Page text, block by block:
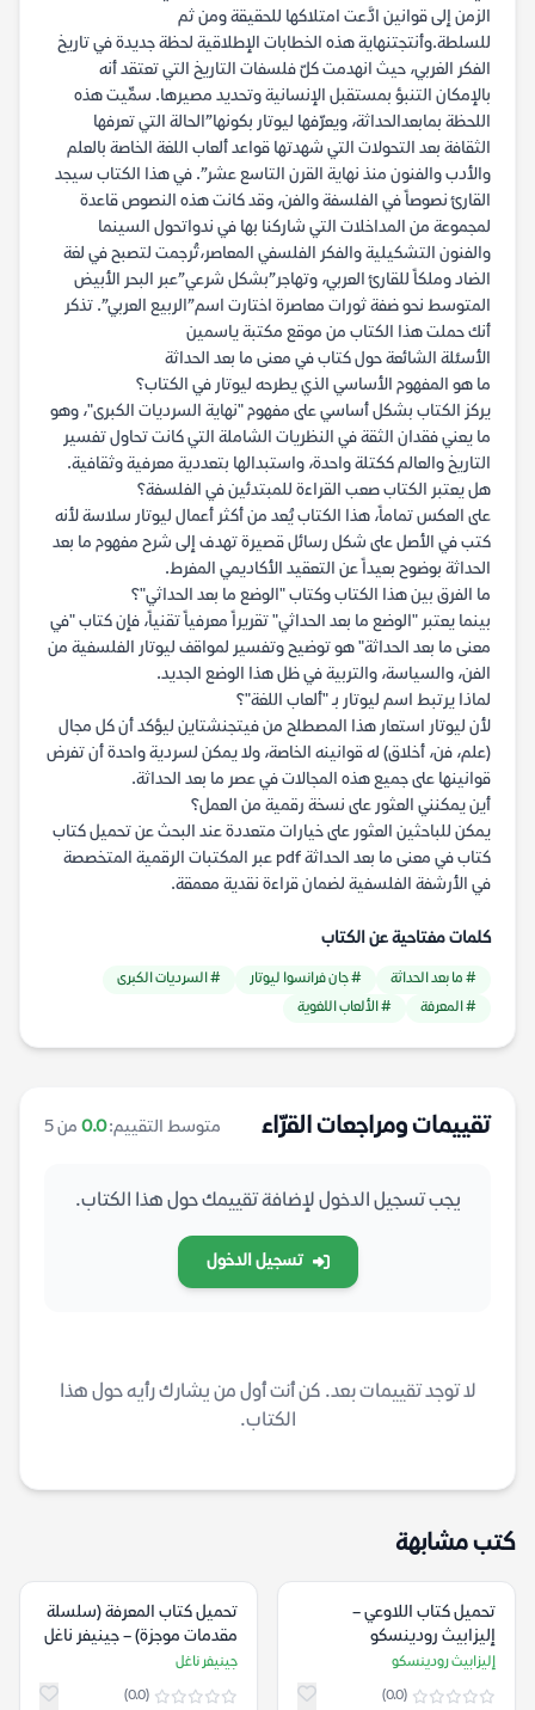
الزمن إلى قوانين ادَّعت امتلاكها للحقيقة ومن ثم
للسلطة.وأنتجتنهاية هذه الخطابات الإطلاقية لحظة جديدة في تاريخ
الفكر الغربي، حيث انهدمت كلّ فلسفات التاريخ التي تعتقد أنه
بالإمكان التنبؤ بمستقبل الإنسانية وتحديد مصيرها. سمِّيت هذه
اللحظة بمابعدالحداثة، ويعرّفها ليوتار بكونها”الحالة التي تعرفها
الثقافة بعد التحولات التي شهدتها قواعد ألعاب اللغة الخاصة بالعلم
والأدب والفنون منذ نهاية القرن التاسع عشر”. في هذا الكتاب سيجد
القارئ نصوصاً في الفلسفة والفن، وقد كانت هذه النصوص قاعدة
لمجموعة من المداخلات التي شاركنا بها في ندواتحول السينما
والفنون التشكيلية والفكر الفلسفي المعاصر،تُرجمت لتصبح في لغة
الضاد وملكاً للقارئ العربي، وتهاجر”بشكل شرعي”عبر البحر الأبيض
المتوسط نحو ضفة ثورات معاصرة اختارت اسم”الربيع العربي”. تذكر
أنك حملت هذا الكتاب من موقع مكتبة ياسمين
الأسئلة الشائعة حول كتاب في معنى ما بعد الحداثة
ما هو المفهوم الأساسي الذي يطرحه ليوتار في الكتاب؟
يركز الكتاب بشكل أساسي على مفهوم "نهاية السرديات الكبرى"، وهو
ما يعني فقدان الثقة في النظريات الشاملة التي كانت تحاول تفسير
التاريخ والعالم ككتلة واحدة، واستبدالها بتعددية معرفية وثقافية.
هل يعتبر الكتاب صعب القراءة للمبتدئين في الفلسفة؟
على العكس تماماً، هذا الكتاب يُعد من أكثر أعمال ليوتار سلاسة لأنه
كتب في الأصل على شكل رسائل قصيرة تهدف إلى شرح مفهوم ما بعد
الحداثة بوضوح بعيداً عن التعقيد الأكاديمي المفرط.
ما الفرق بين هذا الكتاب وكتاب "الوضع ما بعد الحداثي"؟
بينما يعتبر "الوضع ما بعد الحداثي" تقريراً معرفياً تقنياً، فإن كتاب "في
معنى ما بعد الحداثة" هو توضيح وتفسير لمواقف ليوتار الفلسفية من
الفن، والسياسة، والتربية في ظل هذا الوضع الجديد.
لماذا يرتبط اسم ليوتار بـ "ألعاب اللغة"؟
لأن ليوتار استعار هذا المصطلح من فيتجنشتاين ليؤكد أن كل مجال
(علم، فن، أخلاق) له قوانينه الخاصة، ولا يمكن لسردية واحدة أن تفرض
قوانينها على جميع هذه المجالات في عصر ما بعد الحداثة.
أين يمكنني العثور على نسخة رقمية من العمل؟
يمكن للباحثين العثور على خيارات متعددة عند البحث عن تحميل كتاب
كتاب في معنى ما بعد الحداثة pdf عبر المكتبات الرقمية المتخصصة
في الأرشفة الفلسفية لضمان قراءة نقدية معمقة.
كلمات مفتاحية عن الكتاب
# ما بعد الحداثة # جان فرانسوا ليوتار
# السرديات الكبرى
# المعرفة
# الألعاب اللغوية
تقييمات ومراجعات القرّاء متوسط التقييم:0.0 من 5
يجب تسجيل الدخول لإضافة تقييمك حول هذا الكتاب.
تسجيل الدخول
لا توجد تقييمات بعد. كن أنت أول من يشارك رأيه حول هذا
الكتاب.
كتب مشابهة
تحميل كتاب اللاوعي –
إليزابيث رودينسكو
إليزابيث رودينسكو
(0.0)
تحميل كتاب المعرفة (سلسلة
مقدمات موجزة) – جينيفر ناغل
جينيفر ناغل
(0.0)